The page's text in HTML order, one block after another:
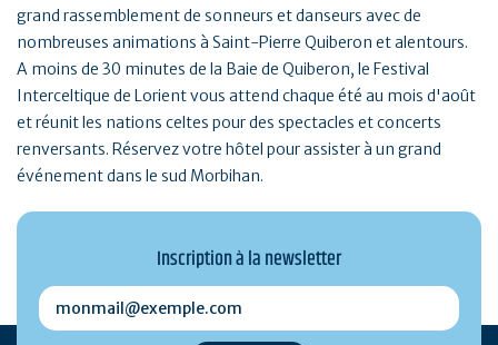
grand rassemblement de sonneurs et danseurs avec de
nombreuses animations à Saint-Pierre Quiberon et alentours.
A moins de 30 minutes de la Baie de Quiberon, le Festival
Interceltique de Lorient vous attend chaque été au mois d'août
et réunit les nations celtes pour des spectacles et concerts
renversants. Réservez votre hôtel pour assister à un grand
événement dans le sud Morbihan.
Inscription à la newsletter
monmail@exemple.com